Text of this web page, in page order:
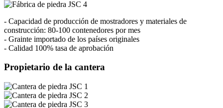
- Capacidad de producción de mostradores y materiales de
construcción: 80-100 contenedores por mes
- Grainte importado de los países originales
- Calidad 100% tasa de aprobación
Propietario de la cantera